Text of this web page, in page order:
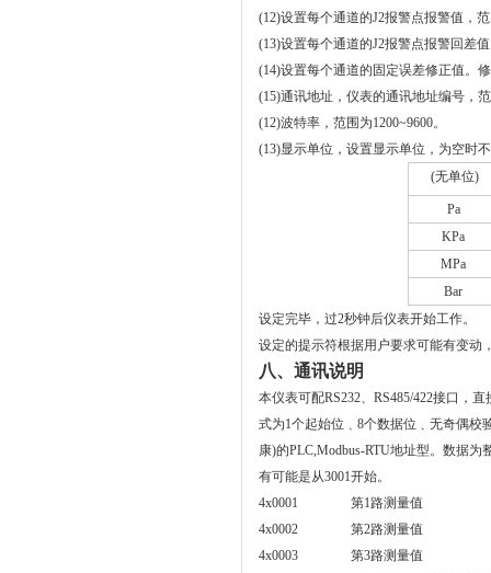
(12)设置每个通道的J2报警点报警值，
(13)设置每个通道的J2报警点报警回差
(14)设置每个通道的固定误差修正值。
(15)通讯地址，仪表的通讯地址编号，
(12)波特率，范围为1200~9600。
(13)显示单位，设置显示单位，为空时
(无单位)
Pa
KPa
MPa
Bar
设定完毕，过2秒钟后仪表开始工作。
设定的提示符根据用户要求可能有变动
八、通讯说明
本仪表可配RS232、RS485/422接口，
式为1个起始位﹑8个数据位﹑无奇偶校
康)的PLC,Modbus-RTU地址型。数据
有可能是从3001开始。
4x0001 第1路测量值
4x0002 第2路测量值
4x0003 第3路测量值